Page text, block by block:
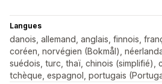
Langues
danois, allemand, anglais, finnois,
coréen, norvégien (Bokmål),
suédois, turc, thaï, chinois (simplifié),
tchèque, espagnol, portugais